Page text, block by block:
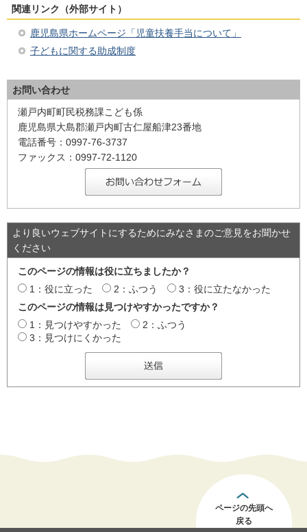
関連リンク（外部サイト）
鹿児島県ホームページ「児童扶養手当について」
子どもに関する助成制度
お問い合わせ
瀬戸内町町民税務課こども係
鹿児島県大島郡瀬戸内町古仁屋船津23番地
電話番号：0997-76-3737
ファックス：0997-72-1120
より良いウェブサイトにするためにみなさまのご意見をお聞かせ
ください
このページの情報は役に立ちましたか？
1：役に立った
2：ふつう
3：役に立たなかった
このページの情報は見つけやすかったですか？
1：見つけやすかった
2：ふつう
3：見つけにくかった
ページの先頭へ
戻る